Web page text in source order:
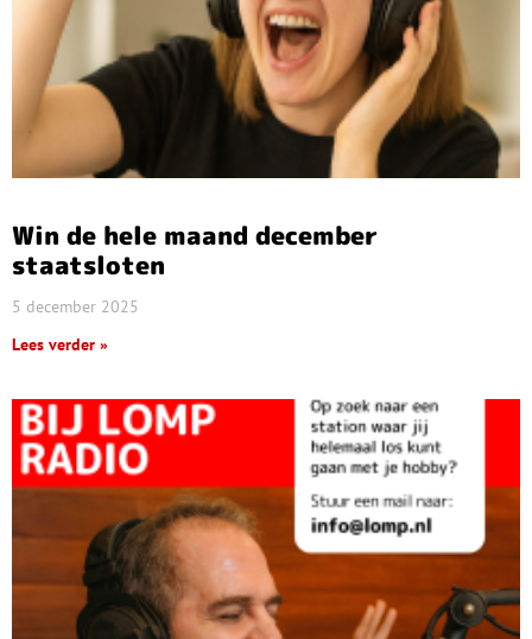
Win de hele maand december
staatsloten
5 december 2025
Lees verder »